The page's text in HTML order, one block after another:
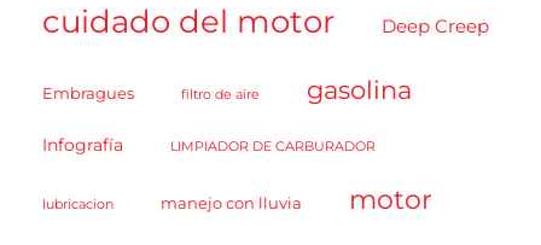
cuidado del motor Deep Creep
Embragues filtro de aire gasolina
Infografía LIMPIADOR DE CARBURADOR
lubricacion manejo con lluvia motor